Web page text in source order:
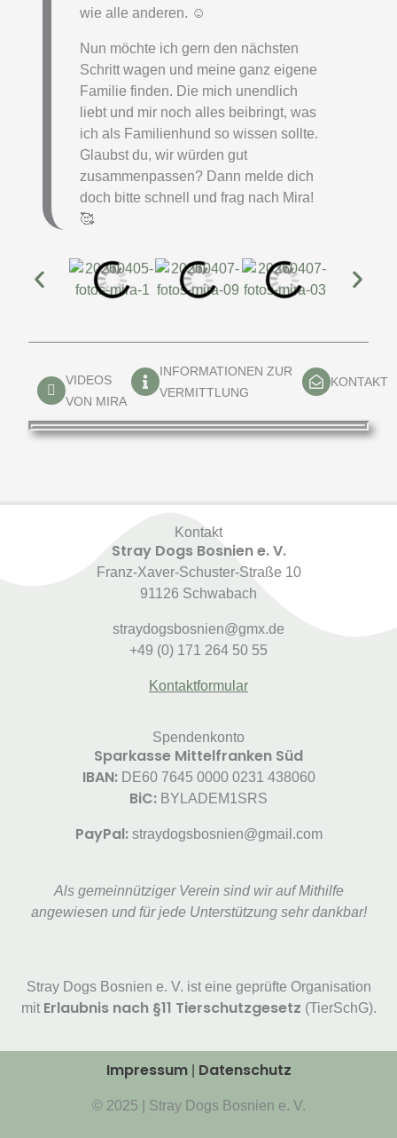
wie alle anderen. ☺️
Nun möchte ich gern den nächsten
Schritt wagen und meine ganz eigene
Familie finden. Die mich unendlich
liebt und mir noch alles beibringt, was
ich als Familienhund so wissen sollte.
Glaubst du, wir würden gut
zusammenpassen? Dann melde dich
doch bitte schnell und frag nach Mira!
🥰
VIDEOS
VON MIRA
INFORMATIONEN ZUR
VERMITTLUNG
KONTAKT
Kontakt
Stray Dogs Bosnien e. V.
Franz-Xaver-Schuster-Straße 10
91126 Schwabach
straydogsbosnien@gmx.de
+49 (0) 171 264 50 55
Kontaktformular
Spendenkonto
Sparkasse Mittelfranken Süd
IBAN: DE60 7645 0000 0231 438060
BiC: BYLADEM1SRS
PayPal:straydogsbosnien@gmail.com
Als gemeinnütziger Verein sind wir auf Mithilfe
angewiesen und für jede Unterstützung sehr dankbar!
Stray Dogs Bosnien e. V. ist eine geprüfte Organisation
mit Erlaubnis nach §11 Tierschutzgesetz (TierSchG).
Impressum Datenschutz
© 2025 | Stray Dogs Bosnien e. V.